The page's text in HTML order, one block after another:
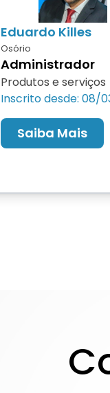
Eduardo Killes
Osório
Administrador
Produtos e serviços
Inscrito desde: 08/
Saiba Mais